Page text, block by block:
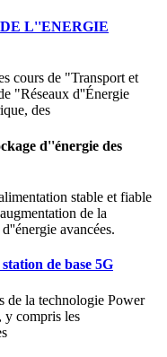
L''ENERGIE
cours de "Transport et
"Réseaux d''Énergie
des
d''énergie des
stable et fiable
de la
avancées.
de base 5G
de la technologie Power
y compris les